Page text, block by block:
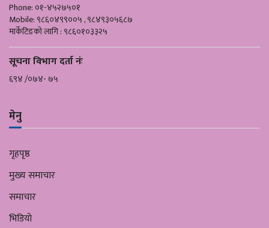
Phone: ०१-४५२७५०१
Mobile: ९८६०४९९००५ , ९८४९३०५६८७
मार्केटिङको लागि : ९८६०१०३३२५
सूचना विभाग दर्ता नंः
६९४ /०७४- ७५
मेनु
गृहपृष्ठ
मुख्य समाचार
समाचार
भिडियो